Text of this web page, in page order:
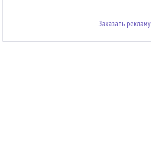
Заказать рекламу